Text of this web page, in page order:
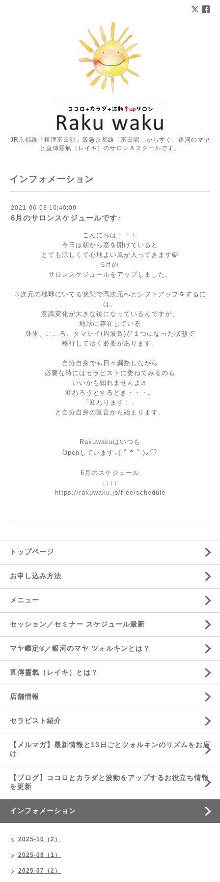
JR京都線「摂津富田駅」阪急京都線「富田駅」からすぐ、銀河のマヤ
と直傳靈氣（レイキ）のサロン＆スクールです。
インフォメーション
2021-06-03 10:40:00
6月のサロンスケジュールです♪
こんにちは！！！
今日は朝から窓を開けていると
とても涼しくて心地よい風が入ってきます🍃
6月の
サロンスケジュールをアップしました。
３次元の地球にいてる状態で高次元へとシフトアップをするに
は、
意識変化が大きな鍵になっているんですが、
地球に存在している
身体、こころ、タマシイ(周波数)が１つになった状態で
移行してゆく必要があります。
自分自身でも日々調整しながら
必要な時にはセラピストに委ねてみるのも
いいかも知れませんよ♬
変わろうとするとき・・・。
「変わります！」
と自分自身の宣言から始まります。
Rakuwakuはいつも
Openしています ⸜( ´ ꒳ ` )⸝♡︎
6月のスケジュール
↓↓↓↓
https://rakuwaku.jp/free/schedule
トップページ
お申し込み方法
メニュー
セッション／セミナー スケジュール最新
マヤ鑑定®／銀河のマヤ ツォルキンとは？
直傳靈氣（レイキ）とは？
店舗情報
セラピスト紹介
【メルマガ】最新情報と13日ごとツォルキンのリズムをお届
け
【ブログ】ココロとカラダと波動をアップするお役立ち情報
を更新
インフォメーション
2025-10（2）
2025-08（1）
2025-07（2）